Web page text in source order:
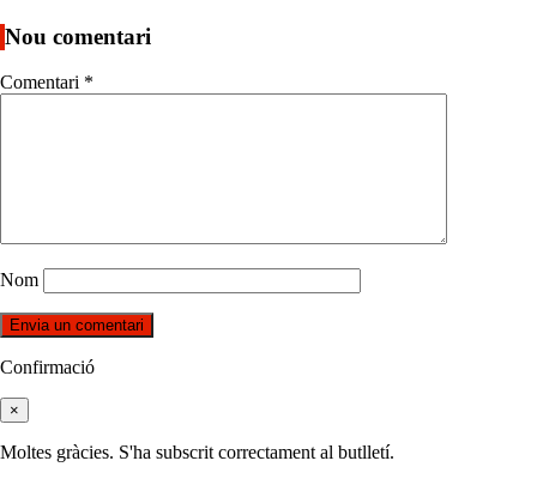
Nou comentari
Comentari *
Nom
Confirmació
×
Moltes gràcies. S'ha subscrit correctament al butlletí.